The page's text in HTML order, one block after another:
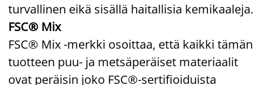
turvallinen eikä sisällä haitallisia kemikaaleja.
FSC® Mix
FSC® Mix -merkki osoittaa, että kaikki tämän
tuotteen puu- ja metsäperäiset materiaalit
ovat peräisin joko FSC®-sertifioiduista